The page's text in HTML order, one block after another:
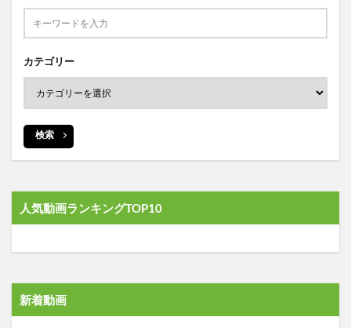
カテゴリー
検索
人気動画ランキングTOP10
新着動画